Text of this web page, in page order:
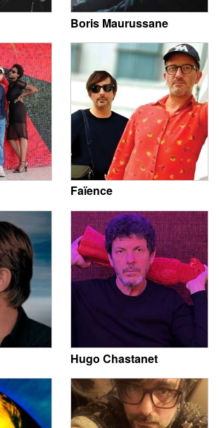
Boris Maurussane
Faïence
Hugo Chastanet